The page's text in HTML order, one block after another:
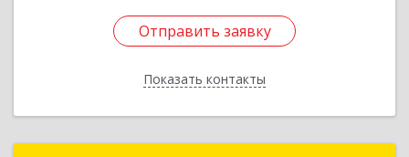
Отправить заявку
Показать контакты
Отправить заявку
Назад